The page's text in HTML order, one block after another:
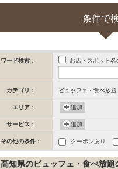
条件で
ワード検索： お店・スポット名
カテゴリ： ビュッフェ・食べ放題
エリア： 追加
サービス： 追加
その他の条件： クーポンあり
高知県のビュッフェ・食べ放